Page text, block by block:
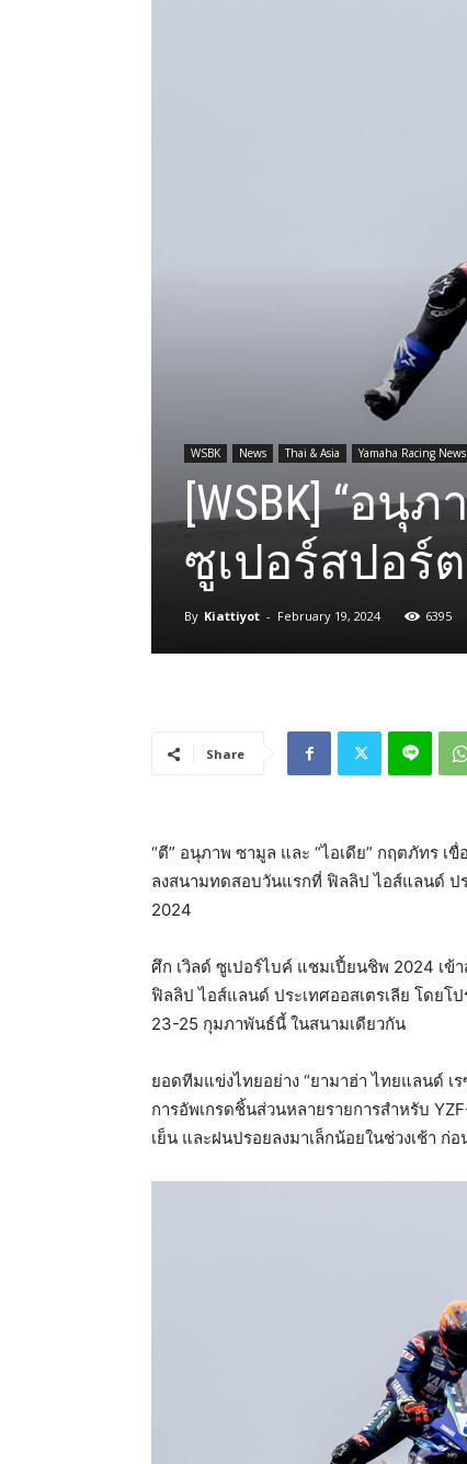
WSBK News Thai & Asia Yamaha Racing News
[WSBK] “อนุ
ซูเปอร์สปอร์
By Kiattiyot - February 19, 2024 6395
Share
“ตี” อนุภาพ ซามูล และ “ไอเดีย” กฤตภัทร
ลงสนามทดสอบวันแรกที่ ฟิลลิป ไอส์แลนด์ ป
2024
ศึก เวิลด์ ซูเปอร์ไบค์ แชมเปี้ยนชิพ 2024 เข้
ฟิลลิป ไอส์แลนด์ ประเทศออสเตรเลีย โดย
23-25 กุมภาพันธ์นี้ ในสนามเดียวกัน
ยอดทีมแข่งไทยอย่าง “ยามาฮ่า ไทยแลนด์ เ
การอัพเกรดชิ้นส่วนหลายรายการสำหรับ
เย็น และฝนปรอยลงมาเล็กน้อยในช่วงเช้า ก่